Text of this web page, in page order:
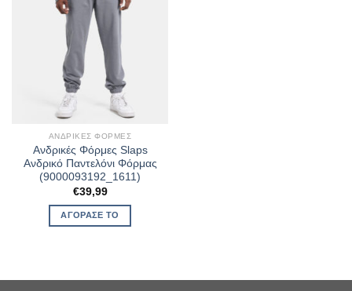
ΑΝΔΡΙΚΈΣ ΦΌΡΜΕΣ
Ανδρικές Φόρμες Slaps
Ανδρικό Παντελόνι Φόρμας
(9000093192_1611)
€39,99
ΑΓΌΡΑΣΈ ΤΟ